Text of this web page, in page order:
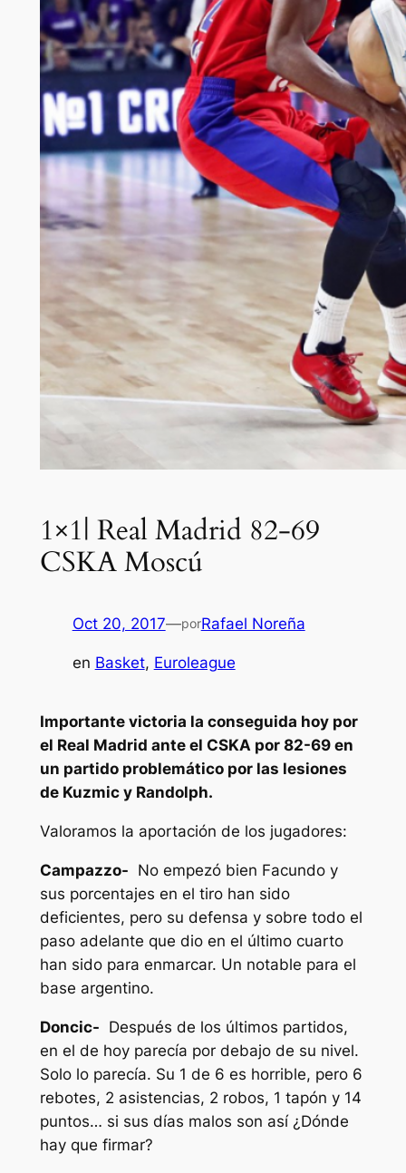
1×1| Real Madrid 82-69
CSKA Moscú
Oct 20, 2017—porRafael Noreña
en Basket, Euroleague
Importante victoria la conseguida hoy por
el Real Madrid ante el CSKA por 82-69 en
un partido problemático por las lesiones
de Kuzmic y Randolph.
Valoramos la aportación de los jugadores:
Campazzo- No empezó bien Facundo y
sus porcentajes en el tiro han sido
deficientes, pero su defensa y sobre todo el
paso adelante que dio en el último cuarto
han sido para enmarcar. Un notable para el
base argentino.
Doncic- Después de los últimos partidos,
en el de hoy parecía por debajo de su nivel.
Solo lo parecía. Su 1 de 6 es horrible, pero 6
rebotes, 2 asistencias, 2 robos, 1 tapón y 14
puntos… si sus días malos son así ¿Dónde
hay que firmar?